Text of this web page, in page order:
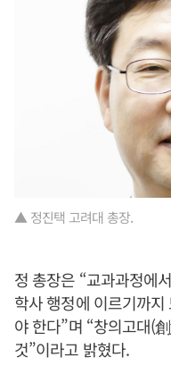
▲ 정진택 고려대 총장.
정 총장은 “교과과정에
학사 행정에 이르기까
야 한다”며 “창의고대(
것”이라고 밝혔다.